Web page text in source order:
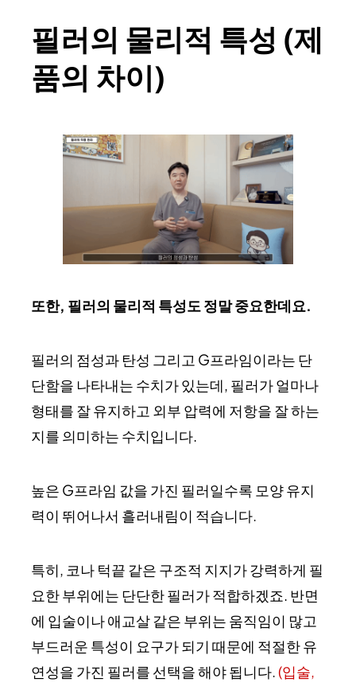
필러의 물리적 특성 (제
품의 차이)
또한, 필러의 물리적 특성도 정말 중요한데요.
필러의 점성과 탄성 그리고 G프라임이라는 단
단함을 나타내는 수치가 있는데, 필러가 얼마나
형태를 잘 유지하고 외부 압력에 저항을 잘 하는
지를 의미하는 수치입니다.
높은 G프라임 값을 가진 필러일수록 모양 유지
력이 뛰어나서 흘러내림이 적습니다.
특히, 코나 턱끝 같은 구조적 지지가 강력하게 필
요한 부위에는 단단한 필러가 적합하겠죠. 반면
에 입술이나 애교살 같은 부위는 움직임이 많고
부드러운 특성이 요구가 되기 때문에 적절한 유
연성을 가진 필러를 선택을 해야 됩니다.(입술,